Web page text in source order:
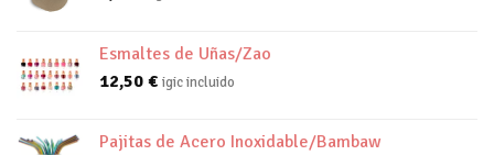
Esmaltes de Uñas/Zao
12,50 € igic incluido
Pajitas de Acero Inoxidable/Bambaw